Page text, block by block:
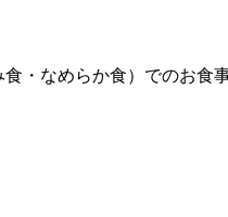
・なめらか食）でのお食